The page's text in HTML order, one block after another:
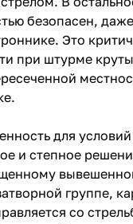
безопасен,
Это
при штурме
для
и степное
группе,
со